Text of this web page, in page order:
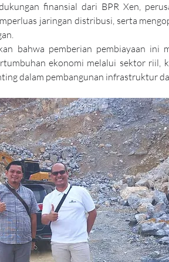
finansial dari BPR Xen,
jaringan distribusi, serta
bahwa pemberian pembiayaan ini
ekonomi melalui sektor riil,
dalam pembangunan infrastruktur